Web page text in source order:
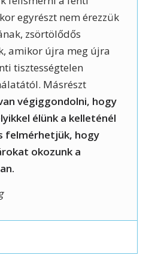
egyrészt nem érezzük
zsörtölődős
amikor újra meg újra
tisztességtelen
Másrészt
végiggondolni, hogy
élünk a kelleténél
felmérhetjük, hogy
okozunk a